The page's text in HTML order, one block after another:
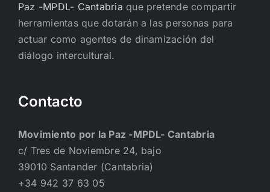
Paz -MPDL- Cantabria que pretende compartir
herramientas que dotarán a las personas para
actuar como agentes de dinamización del
diálogo intercultural.
Contacto
Movimiento por la Paz -MPDL- Cantabria
c/ Tres de Noviembre 24, bajo
39010 Santander (Cantabria)
+34 942 37 63 05